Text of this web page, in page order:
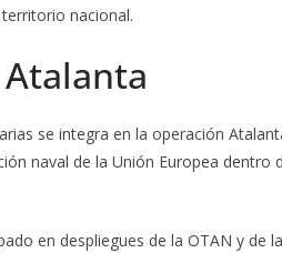
nacional.
se integra en la operación
naval de la Unión Europea dentro
en despliegues de la OTAN y de